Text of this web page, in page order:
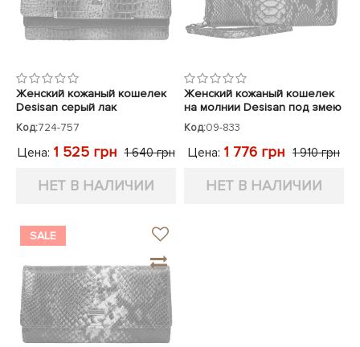
Женский кожаный кошелек
Desisan серый лак
Код:724-757
Цена: 1 525 грн 1 640 грн
НЕТ В НАЛИЧИИ
Женский кожаный кошелек
на молнии Desisan под змею
Код:09-833
Цена: 1 776 грн 1 910 грн
НЕТ В НАЛИЧИИ
SALE